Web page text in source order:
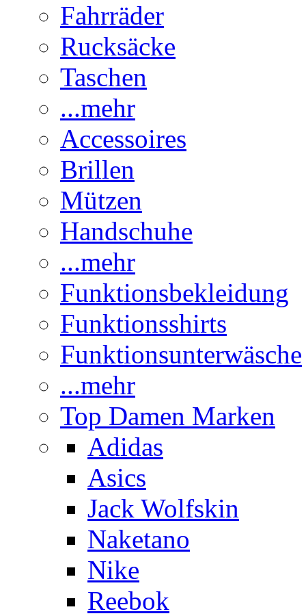
Fahrräder
Rucksäcke
Taschen
...mehr
Accessoires
Brillen
Mützen
Handschuhe
...mehr
Funktionsbekleidung
Funktionsshirts
Funktionsunterwäsche
...mehr
Top Damen Marken
Adidas
Asics
Jack Wolfskin
Naketano
Nike
Reebok